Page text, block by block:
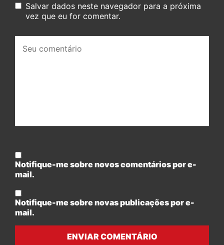
Salvar dados neste navegador para a próxima
vez que eu for comentar.
comentário:
Notifique-me sobre novos comentários por e-
mail.
Notifique-me sobre novas publicações por e-
mail.
ENVIAR COMENTÁRIO